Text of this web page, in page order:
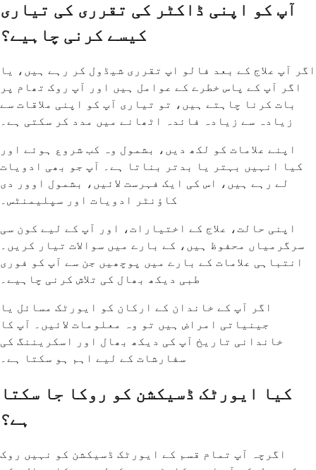
آپ کو اپنی ڈاکٹر کی تقرری کی تیاری
کیسے کرنی چاہیے؟
اگر آپ علاج کے بعد فالو اپ تقرری شیڈول کر رہے ہیں، یا
اگر آپ کے پاس خطرے کے عوامل ہیں اور آپ روک تھام پر
بات کرنا چاہتے ہیں، تو تیاری آپ کو اپنی ملاقات سے
زیادہ سے زیادہ فائدہ اٹھانے میں مدد کر سکتی ہے۔
اپنے علامات کو لکھ دیں، بشمول وہ کب شروع ہوئے اور
کیا انہیں بہتر یا بدتر بناتا ہے۔ آپ جو بھی ادویات
لے رہے ہیں، اس کی ایک فہرست لائیں، بشمول اوور دی
کاؤنٹر ادویات اور سپلیمنٹس۔
اپنی حالت، علاج کے اختیارات، اور آپ کے لیے کون سی
سرگرمیاں محفوظ ہیں، کے بارے میں سوالات تیار کریں۔
انتباہی علامات کے بارے میں پوچھیں جن سے آپ کو فوری
طبی دیکھ بھال کی تلاش کرنی چاہیے۔
اگر آپ کے خاندان کے ارکان کو ایورٹک مسائل یا
جینیاتی امراض ہیں تو وہ معلومات لائیں۔ آپ کا
خاندانی تاریخ آپ کی دیکھ بھال اور اسکریننگ کی
سفارشات کے لیے اہم ہو سکتا ہے۔
کیا ایورٹک ڈسیکشن کو روکا جا سکتا
ہے؟
اگرچہ آپ تمام قسم کے ایورٹک ڈسیکشن کو نہیں روک